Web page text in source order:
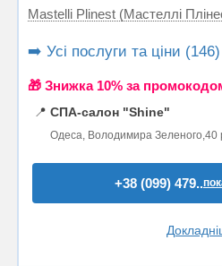
Mastelli Plinest (Мастеллі
➡️ Усі послуги та ціни (146)
🎁 Знижка 10% за
📍 СПА-салон "Shine"
Одеса, Володимира Зеленого,40
+38 (099) 479..